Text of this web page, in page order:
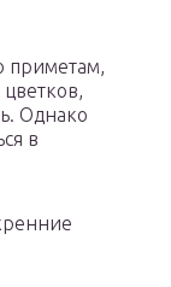
приметам,
Однако
в